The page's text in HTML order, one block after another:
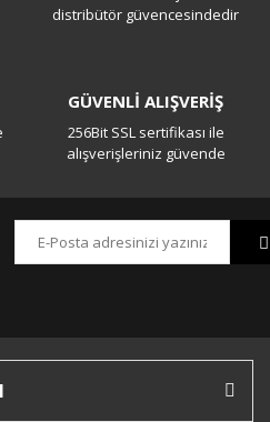
distribütör güvencesindedir
GÜVENLİ ALIŞVERİŞ
256Bit SSL sertifikası ile
alışverişleriniz güvende